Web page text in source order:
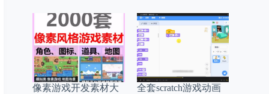
像素游戏开发素材大
全套scratch游戏动画